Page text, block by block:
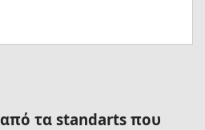
από τα standarts που